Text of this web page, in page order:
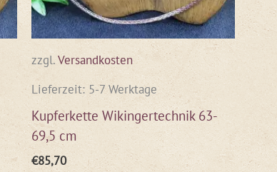
zzgl.Versandkosten
Lieferzeit: 5-7 Werktage
Kupferkette Wikingertechnik 63-
69,5 cm
€85,70